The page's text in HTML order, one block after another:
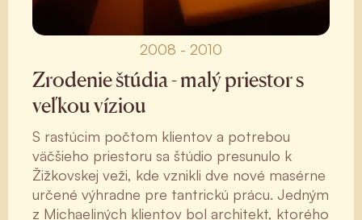
2008 - 2010
Zrodenie štúdia - malý priestor s
veľkou víziou
S rastúcim počtom klientov a potrebou
väčšieho priestoru sa štúdio presunulo k
Žižkovskej veži, kde vznikli dve nové masérne
určené výhradne pre tantrickú prácu. Jedným
z Michaeliných klientov bol architekt, ktorého